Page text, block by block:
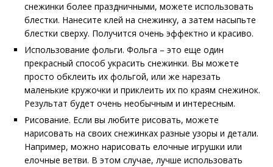
снежинки более праздничными, можете использовать
блестки. Нанесите клей на снежинку, а затем насыпьте
блестки сверху. Получится очень эффектно и красиво.
Использование фольги. Фольга – это еще один
прекрасный способ украсить снежинки. Вы можете
просто обклеить их фольгой, или же нарезать
маленькие кружочки и приклеить их по краям снежинок.
Результат будет очень необычным и интересным.
Рисование. Если вы любите рисовать, можете
нарисовать на своих снежинках разные узоры и детали.
Например, можно нарисовать елочные игрушки или
елочные ветви. В этом случае, лучше использовать